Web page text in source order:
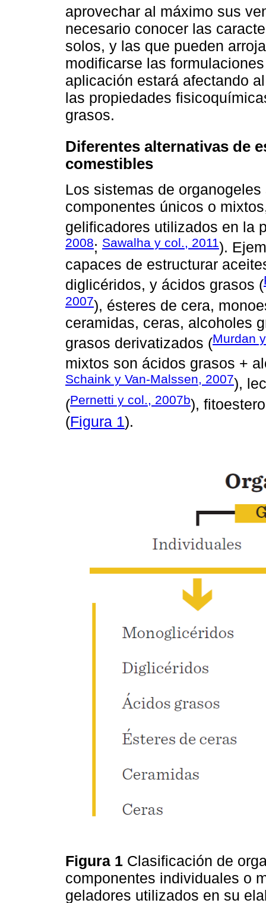
aprovechar al máximo sus
necesario conocer las
solos, y las que pueden
modificarse las
aplicación estará afectando
las propiedades
grasos.
Diferentes alternativas de
comestibles
Los sistemas de
componentes únicos o
gelificadores utilizados en la
2008; Sawalha y col., 2011).
capaces de estructurar
diglicéridos, y ácidos grasos (
2007), ésteres de cera,
ceramidas, ceras, alcoholes
grasos derivatizados (Murdan
mixtos son ácidos grasos +
Schaink y Van-Malssen, 2007),
(Pernetti y col., 2007b),
(Figura 1).
Figura 1 Clasificación de
componentes individuales o
geladores utilizados en su